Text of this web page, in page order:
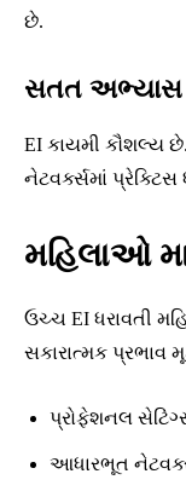
છે.
સતત અભ્યાસ
EI કાયમી કૌશલ્ય
નેટવર્ક્સમાં પ્રેક્ટિસ
મહિલાઓ
ઉચ્ચ EI ધરાવતી
સકારાત્મક પ્રભાવ
પ્રોફેશનલ
આધારભૂત